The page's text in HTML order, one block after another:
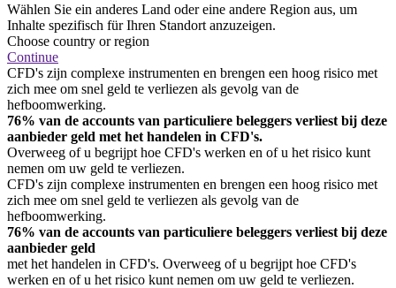
Wählen Sie ein anderes Land oder eine andere Region aus, um
Inhalte spezifisch für Ihren Standort anzuzeigen.
Choose country or region
Continue
CFD's zijn complexe instrumenten en brengen een hoog risico met
zich mee om snel geld te verliezen als gevolg van de
hefboomwerking.
76% van de accounts van particuliere beleggers verliest bij deze
aanbieder geld met het handelen in CFD's.
Overweeg of u begrijpt hoe CFD's werken en of u het risico kunt
nemen om uw geld te verliezen.
CFD's zijn complexe instrumenten en brengen een hoog risico met
zich mee om snel geld te verliezen als gevolg van de
hefboomwerking.
76% van de accounts van particuliere beleggers verliest bij deze
aanbieder geld
met het handelen in CFD's. Overweeg of u begrijpt hoe CFD's
werken en of u het risico kunt nemen om uw geld te verliezen.